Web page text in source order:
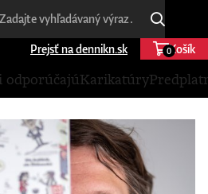
Prejsť na dennikn.sk Košík
0
odporúčajúKarikatúry